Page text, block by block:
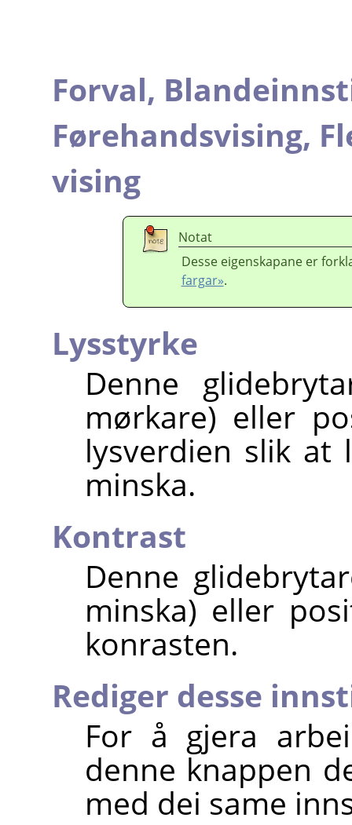
Forval,
Førehandsvising,
vising
Notat
Desse eigenskapane er
fargar».
Lysstyrke
Denne
mørkare) eller
lysverdien slik at
minska.
Kontrast
Denne
minska) eller
konrasten.
Rediger desse
For å gjera
denne knappen
med dei same